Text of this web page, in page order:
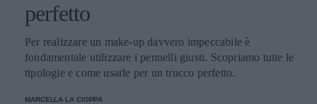
perfetto
Per realizzare un make-up davvero impeccabile è
fondamentale utilizzare i pennelli giusti. Scopriamo tutte le
tipologie e come usarle per un trucco perfetto.
MARCELLA LA CIOPPA